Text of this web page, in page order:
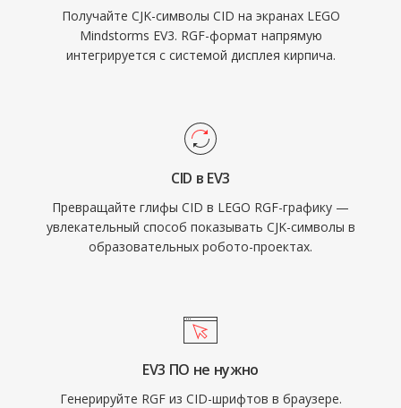
Получайте CJK-символы CID на экранах LEGO
Mindstorms EV3. RGF-формат напрямую
интегрируется с системой дисплея кирпича.
CID в EV3
Превращайте глифы CID в LEGO RGF-графику —
увлекательный способ показывать CJK-символы в
образовательных робото-проектах.
EV3 ПО не нужно
Генерируйте RGF из CID-шрифтов в браузере.